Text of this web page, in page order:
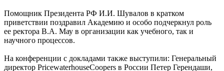
Помощник Президента РФ И.И. Шувалов в кратком
приветствии поздравил Академию и особо подчеркнул роль
ее ректора В.А. Мау в организации как учебного, так и
научного процессов.
На конференции с докладами также выступили: Генеральный
директор PricewaterhouseCoopers в России Петер Герендаши,